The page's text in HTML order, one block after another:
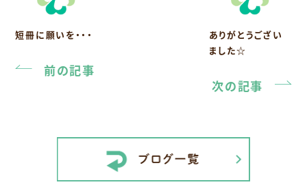
短冊に願いを・・・
前の記事
ありがとうござい
ました☆
次の記事